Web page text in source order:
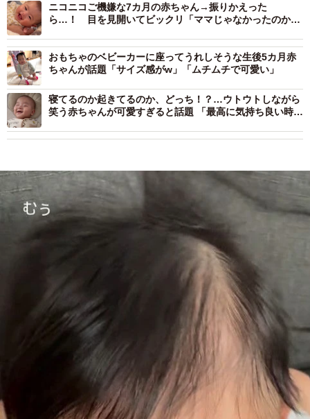
ニコニコご機嫌な7カ月の赤ちゃん→振りかえった
ら…！ 目を見開いてビックリ「ママじゃなかったのか
おもちゃのベビーカーに座ってうれしそうな生後5カ月赤
ちゃんが話題「サイズ感がw」「ムチムチで可愛い」
寝てるのか起きてるのか、どっち！？…ウトウトしながら
笑う赤ちゃんが可愛すぎると話題 「最高に気持ち良い時間